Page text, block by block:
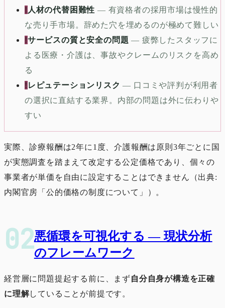
! 人材の代替困難性 — 有資格者の採用市場は慢性的
な売り手市場。辞めた穴を埋めるのが極めて難しい
!サービスの質と安全の問題 — 疲弊したスタッフに
よる医療・介護は、事故やクレームのリスクを高め
る
! レピュテーションリスク — 口コミや評判が利用者
の選択に直結する業界。内部の問題は外に伝わりや
すい
実際、診療報酬は2年に1度、介護報酬は原則3年ごとに国
が実態調査を踏まえて改定する公定価格であり、個々の
事業者が単価を自由に設定することはできません（出典:
内閣官房「公的価格の制度について」）。
悪循環を可視化する ― 現状分析
のフレームワーク
経営層に問題提起する前に、まず自分自身が構造を正確
に理解していることが前提です。